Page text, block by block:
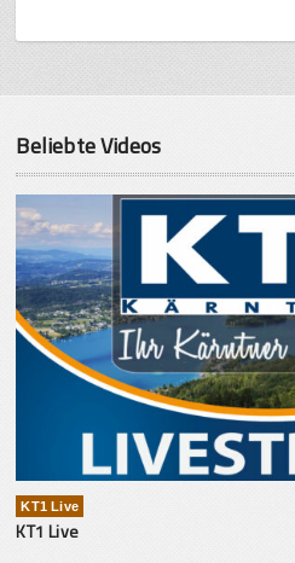
Beliebte Videos
KT1 Live
KT1 Live